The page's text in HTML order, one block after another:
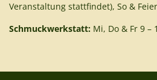
Veranstaltung stattfindet), So &
Schmuckwerkstatt: Mi, Do & Fr 9 –